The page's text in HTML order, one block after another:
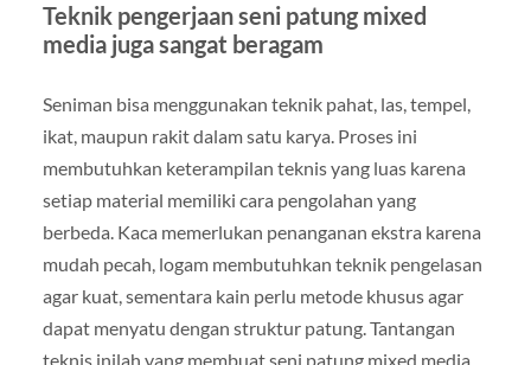
Teknik pengerjaan seni patung mixed
media juga sangat beragam
Seniman bisa menggunakan teknik pahat, las, tempel,
ikat, maupun rakit dalam satu karya. Proses ini
membutuhkan keterampilan teknis yang luas karena
setiap material memiliki cara pengolahan yang
berbeda. Kaca memerlukan penanganan ekstra karena
mudah pecah, logam membutuhkan teknik pengelasan
agar kuat, sementara kain perlu metode khusus agar
dapat menyatu dengan struktur patung. Tantangan
teknis inilah yang membuat seni patung mixed media